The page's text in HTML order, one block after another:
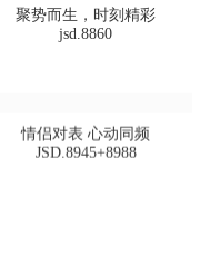
聚势而生，时刻精彩
jsd.8860
情侣对表 心动同频
JSD.8945+8988